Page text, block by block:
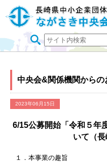
中央会&関係機関からの
2023年06月15日
6/15公募開始「令和５年
いて（長
１．本事業の趣旨